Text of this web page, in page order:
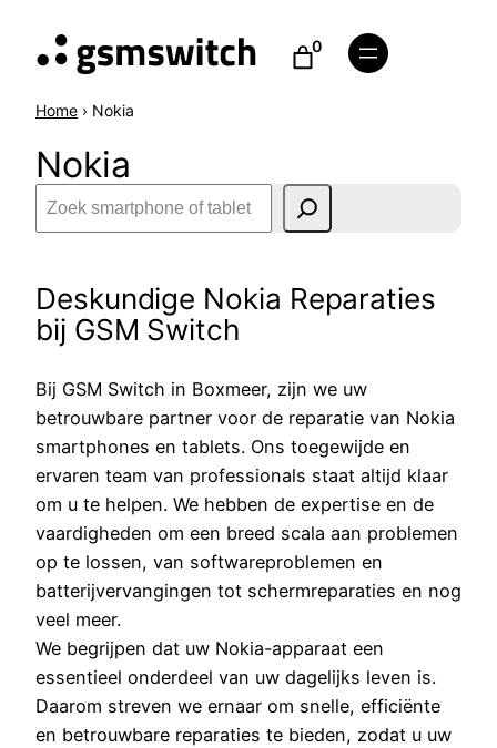
naar
inhoud
0
Home › Nokia
Nokia
o
k
e
n
Deskundige Nokia Reparaties
bij GSM Switch
Bij GSM Switch in Boxmeer, zijn we uw
betrouwbare partner voor de reparatie van Nokia
smartphones en tablets. Ons toegewijde en
ervaren team van professionals staat altijd klaar
om u te helpen. We hebben de expertise en de
vaardigheden om een breed scala aan problemen
op te lossen, van softwareproblemen en
batterijvervangingen tot schermreparaties en nog
veel meer.
We begrijpen dat uw Nokia-apparaat een
essentieel onderdeel van uw dagelijks leven is.
Daarom streven we ernaar om snelle, efficiënte
en betrouwbare reparaties te bieden, zodat u uw